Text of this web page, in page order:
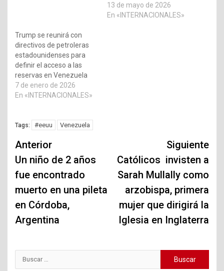
13 de mayo de 2026
En «INTERNACIONALES»
Trump se reunirá con
directivos de petroleras
estadounidenses para
definir el acceso a las
reservas en Venezuela
7 de enero de 2026
En «INTERNACIONALES»
Tags: #eeuu Venezuela
Navegación
de
entradas
Anterior
Un niño de 2 años
fue encontrado
muerto en una pileta
en Córdoba,
Argentina
Siguiente
Católicos invisten a
Sarah Mullally como
arzobispa, primera
mujer que dirigirá la
Iglesia en Inglaterra
Buscar: